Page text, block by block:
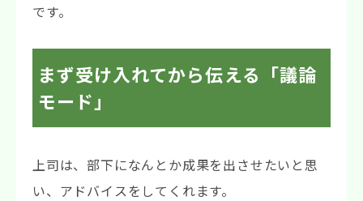
です。
まず受け入れてから伝える「議論
モード」
上司は、部下になんとか成果を出させたいと思
い、アドバイスをしてくれます。